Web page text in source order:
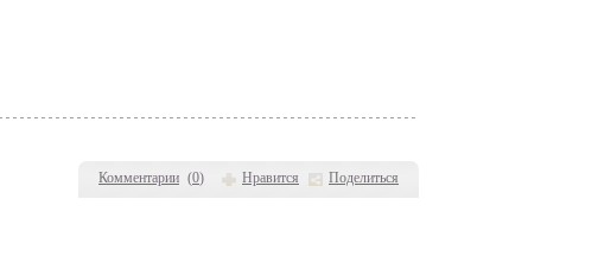
Комментарии (0) Нравится Поделиться